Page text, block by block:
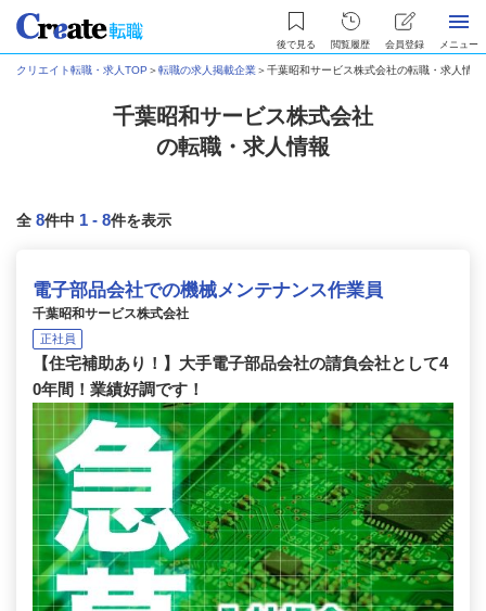
後で見る 閲覧履歴 会員登録 メニュー
クリエイト転職・求人TOP ＞転職の求人掲載企業＞千葉昭和サービス株式会社の転職・求人情報
千葉昭和サービス株式会社
の転職・求人情報
全 8件中 1 - 8件を表示
電子部品会社での機械メンテナンス作業員
千葉昭和サービス株式会社
正社員
【住宅補助あり！】大手電子部品会社の請負会社として4
0年間！業績好調です！